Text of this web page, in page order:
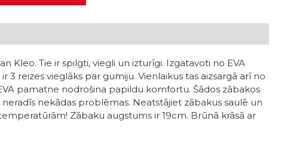
Kleo. Tie ir spilgti, viegli un izturīgi. Izgatavoti no EVA
3 reizes vieglāks par gumiju. Vienlaikus tas aizsargā arī no
pamatne nodrošina papildu komfortu. Šādos zābakos
nekādas problēmas. Neatstājiet zābakus saulē un
Zābaku augstums ir 19cm. Brūnā krāsā ar